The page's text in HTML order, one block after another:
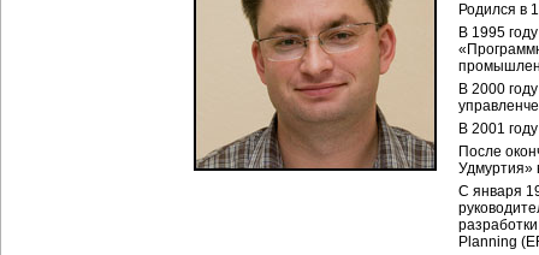
Родился в
В 1995
В 2000
В 2001
После
Удмуртия»
С января
Planning